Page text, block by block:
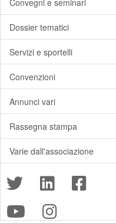
Convegni e seminari
Dossier tematici
Servizi e sportelli
Convenzioni
Annunci vari
Rassegna stampa
Varie dall'associazione